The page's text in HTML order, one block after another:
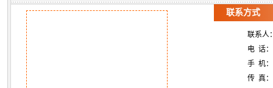
联系方式
联系人
电 话：
手 机：
传 真